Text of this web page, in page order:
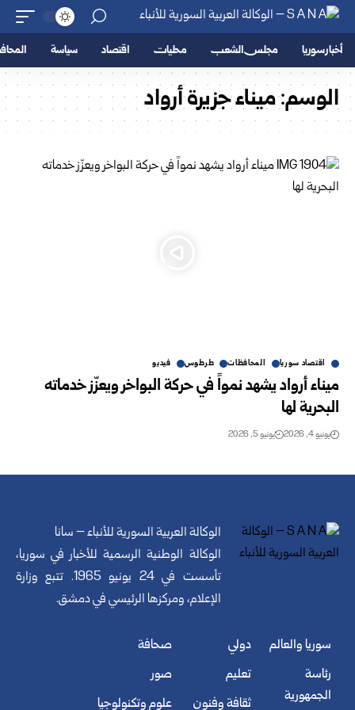
أخبار سوريا مجلس الشعب محليات اقتصاد سياسة
الوسم:ميناء جزيرة أرواد
اقتصاد سوريا المحافظات طرطوس فيديو
ميناء أرواد يشهد نمواً في حركة البواخر ويعزّز خدماته
البحرية لها
يونيو 4, 2026 يونيو 5, 2026
الوكالة العربية السورية للأنباء – سانا
الوكالة الوطنية الرسمية للأخبار في سوريا،
تأسست في 24 يونيو 1965. تتبع وزارة
الإعلام، ومركزها الرئيسي في دمشق.
سوريا والعالم
رئاسة
الجمهورية
دولي
تعليم
ثقافة وفنون
صحافة
صور
علوم وتكنولوجيا